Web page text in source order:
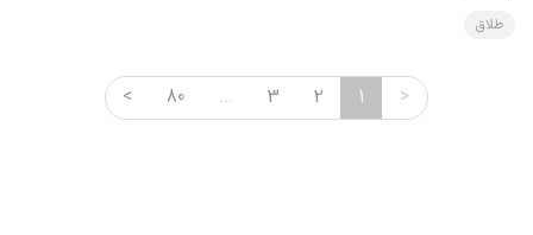
طلاق
>
1
2
3
...
80
<